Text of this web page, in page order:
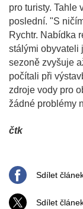
pro turisty. Tahle
poslední. "S
Rychtr. Nabídka
stálými obyvateli
sezoně zvyšuje
počítali při
zdroje vody pro
žádné problémy
čtk
Sdílet
Sdílet